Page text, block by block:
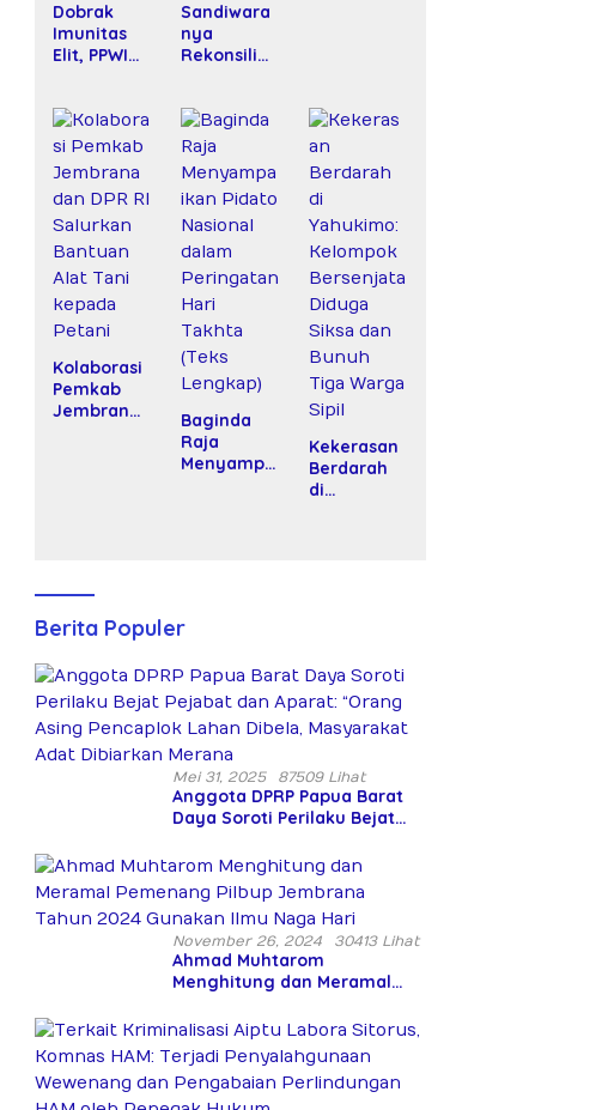
Dobrak
Imunitas
Elit, PPWI
Tangani
Kasus
Korupsi
SPPD Fiktif
DPRD Riau
Sandiwara
nya
Rekonsilias
Saat
Hukum
Kalah Oleh
Kekuatan
Tawar dan
Panggung
Elit
Kolaborasi
Pemkab
Jembrana
Baginda
Raja
Menyampa
Kekerasan
Berdarah
di
Berita Populer
Mei 31, 2025 87509 Lihat
Anggota DPRP Papua Barat
Daya Soroti Perilaku Bejat
Asing Pencaplok Lahan
Dibela, Masyarakat Adat
Dibiarkan Merana
November 26, 2024 30413 Lihat
Ahmad Muhtarom
Menghitung dan Meramal
Tahun 2024 Gunakan Ilmu
Naga Hari